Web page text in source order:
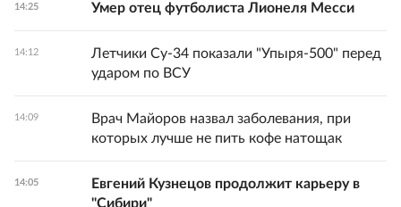
14:25 Умер отец футболиста Лионеля Месси
14:12
Летчики Су-34 показали "Упыря-500" перед
ударом по ВСУ
14:09
Врач Майоров назвал заболевания, при
которых лучше не пить кофе натощак
14:05
Евгений Кузнецов продолжит карьеру в
"Сибири"